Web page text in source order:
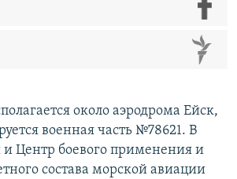
около аэродрома Ейск,
военная часть №78621. В
и Центр боевого применения и
состава морской авиации